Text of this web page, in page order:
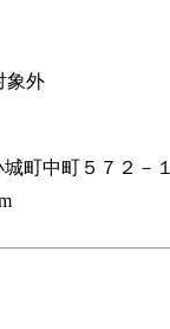
象外
町中町５７２－１